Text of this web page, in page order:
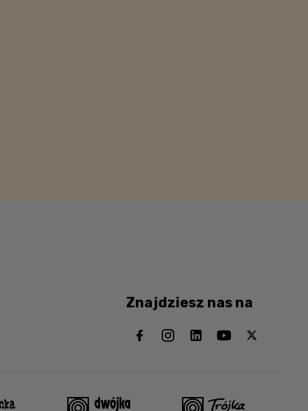
Znajdziesz nas na